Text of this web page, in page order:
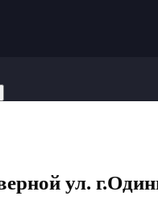
ул.